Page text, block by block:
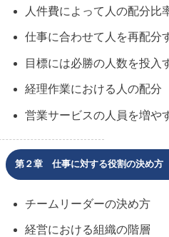
人件費によって人の配分比
仕事に合わせて人を再配分
目標には必勝の人数を投入
経理作業における人の配分
営業サービスの人員を増や
第２章 仕事に対する役割の決め方
チームリーダーの決め方
経営における組織の階層